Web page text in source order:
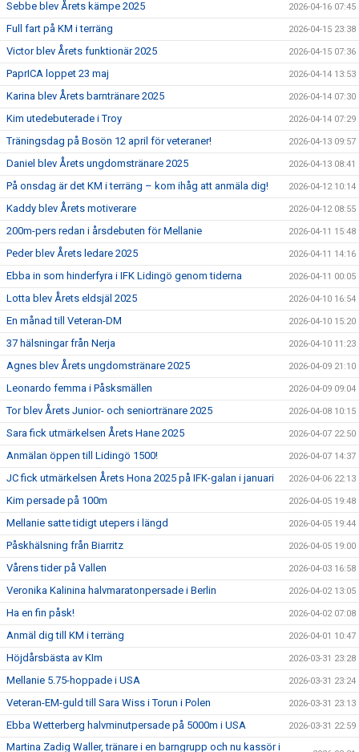
Sebbe blev Årets kämpe 2025 2026-04-16 07:45
Full fart på KM i terräng 2026-04-15 23:38
Victor blev Årets funktionär 2025 2026-04-15 07:36
PaprICA loppet 23 maj 2026-04-14 13:53
Karina blev Årets barntränare 2025 2026-04-14 07:30
Kim utedebuterade i Troy 2026-04-14 07:29
Träningsdag på Bosön 12 april för veteraner! 2026-04-13 09:57
Daniel blev Årets ungdomstränare 2025 2026-04-13 08:41
På onsdag är det KM i terräng – kom ihåg att anmäla dig! 2026-04-12 10:14
Kaddy blev Årets motiverare 2026-04-12 08:55
200m-pers redan i årsdebuten för Mellanie 2026-04-11 15:48
Peder blev Årets ledare 2025 2026-04-11 14:16
Ebba in som hinderfyra i IFK Lidingö genom tiderna 2026-04-11 00:05
Lotta blev Årets eldsjäl 2025 2026-04-10 16:54
En månad till Veteran-DM 2026-04-10 15:20
37 hälsningar från Nerja 2026-04-10 11:23
Agnes blev Årets ungdomstränare 2025 2026-04-09 21:10
Leonardo femma i Påsksmällen 2026-04-09 09:04
Tor blev Årets Junior- och seniortränare 2025 2026-04-08 10:15
Sara fick utmärkelsen Årets Hane 2025 2026-04-07 22:50
Anmälan öppen till Lidingö 1500! 2026-04-07 14:37
JC fick utmärkelsen Årets Hona 2025 på IFK-galan i januari 2026-04-06 22:13
Kim persade på 100m 2026-04-05 19:48
Mellanie satte tidigt utepers i längd 2026-04-05 19:44
Påskhälsning från Biarritz 2026-04-05 19:00
Vårens tider på Vallen 2026-04-03 16:58
Veronika Kalinina halvmaratonpersade i Berlin 2026-04-02 13:05
Ha en fin påsk! 2026-04-02 07:08
Anmäl dig till KM i terräng 2026-04-01 10:47
Höjdårsbästa av KIm 2026-03-31 23:28
Mellanie 5.75-hoppade i USA 2026-03-31 23:24
Veteran-EM-guld till Sara Wiss i Torun i Polen 2026-03-31 23:13
Ebba Wetterberg halvminutpersade på 5000m i USA 2026-03-31 22:59
Martina Zadig Waller, tränare i en barngrupp och nu kassör i